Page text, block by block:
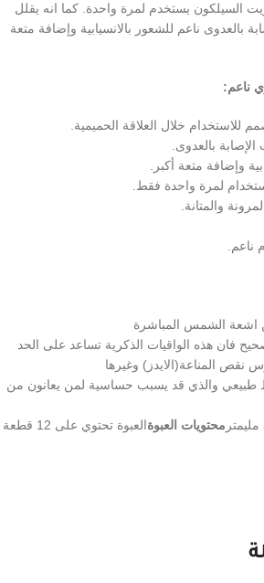
السيلكون يستخدم لمرة واحدة. كما انه يقلل
بالعدوى ناعم للشعور بالانسيابية وإضافة متعة
ناعم:
للاستخدام خلال العلاقة الحميمية.
بالعدوى.
وإضافة متعة أكبر.
لمرة واحدة فقط.
والمتانة.
اشعة الشمس المباشرة
فان هذه الواقيات الذكرية تساعد على الحد
المناعة(الايدز) وغيرها
طبيعي والذي قد يسبب حساسية لمن يعانون من
محتويات العبوةالعبوة تحتوي على 12 قطعة